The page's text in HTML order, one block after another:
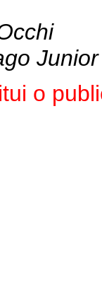
Junior
o